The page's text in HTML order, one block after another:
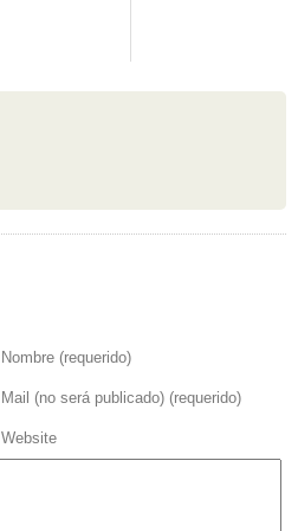
Nombre (requerido)
Mail (no será publicado) (requerido)
Website